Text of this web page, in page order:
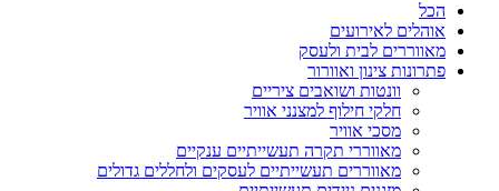
הכל
אוהלים לאירועים
מאווררים לבית ולעסק
פתרונות צינון ואוורור
וונטות ושואבים ציריים
חלקי חילוף למצנני אוויר
מסכי אוויר
מאווררי תקרה תעשייתיים ענקיים
מאווררים תעשייתיים לעסקים ולחללים גדולים